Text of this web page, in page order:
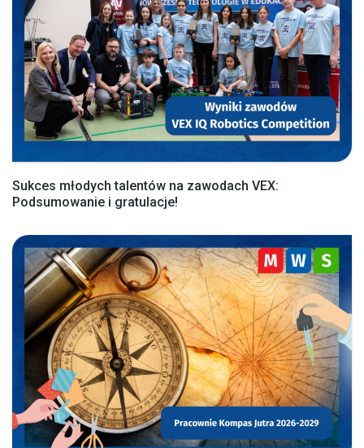
Sukces młodych talentów na zawodach VEX:
Podsumowanie i gratulacje!